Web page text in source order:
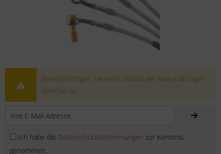
Benachrichtigen Sie mich, sobald der Artikel ab Lager
lieferbar ist.
Ich habe die Datenschutzbestimmungen zur Kenntnis
genommen.